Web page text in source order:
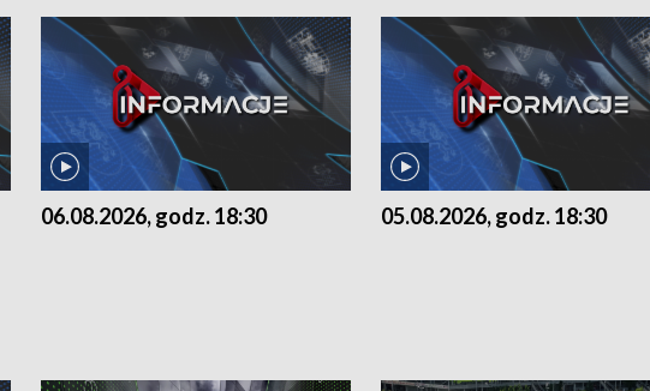
06.08.2026, godz. 18:30 05.08.2026, godz. 18:30